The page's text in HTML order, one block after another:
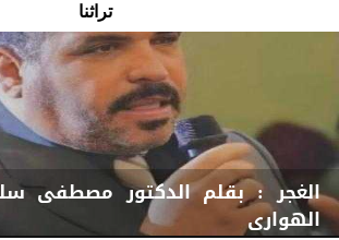
تراثنا
الغجر : بقلم الدكتور مصطفى
الهوارى